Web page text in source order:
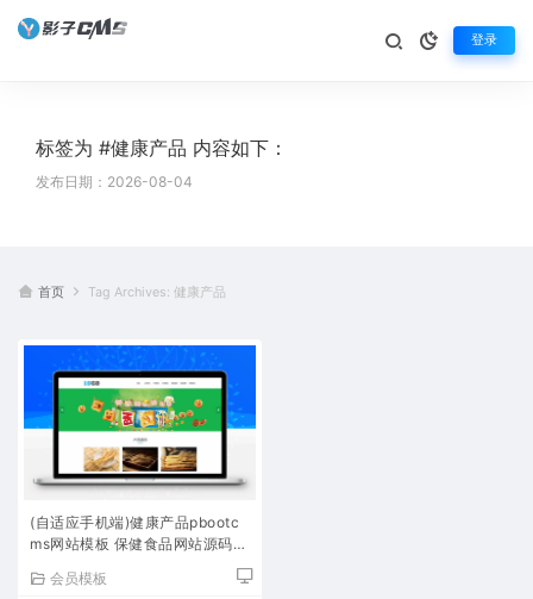
登录
标签为 #健康产品 内容如下：
发布日期：2026-08-04
首页 Tag Archives: 健康产品
(自适应手机端)健康产品pbootc
ms网站模板 保健食品网站源码下
会员模板